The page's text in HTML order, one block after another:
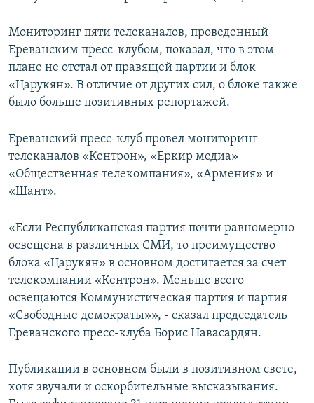
Мониторинг пяти телеканалов, проведенный
Ереванским пресс-клубом, показал, что в этом
плане не отстал от правящей партии и блок
«Царукян». В отличие от других сил, о блоке также
было больше позитивных репортажей.
Ереванский пресс-клуб провел мониторинг
телеканалов «Кентрон», «Еркир медиа»
«Общественная телекомпания», «Армения» и
«Шант».
«Если Республиканская партия почти равномерно
освещена в различных СМИ, то преимущество
блока «Царукян» в основном достигается за счет
телекомпании «Кентрон». Меньше всего
освещаются Коммунистическая партия и партия
«Свободные демократы»», - сказал председатель
Ереванского пресс-клуба Борис Навасардян.
Публикации в основном были в позитивном свете,
хотя звучали и оскорбительные высказывания.